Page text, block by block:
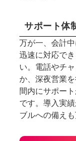
サポート体
万が一、会計
迅速に対応で
い。電話やチ
か、深夜営業
間内にサポー
です。導入実
ブルへの備え